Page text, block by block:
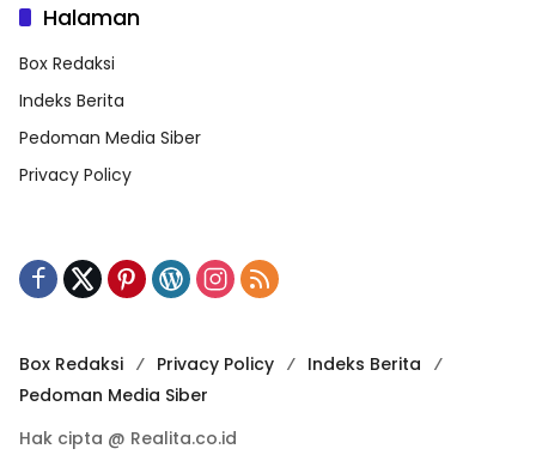
Halaman
Box Redaksi
Indeks Berita
Pedoman Media Siber
Privacy Policy
Box Redaksi Privacy Policy
Indeks Berita
Pedoman Media Siber
Hak cipta @ Realita.co.id